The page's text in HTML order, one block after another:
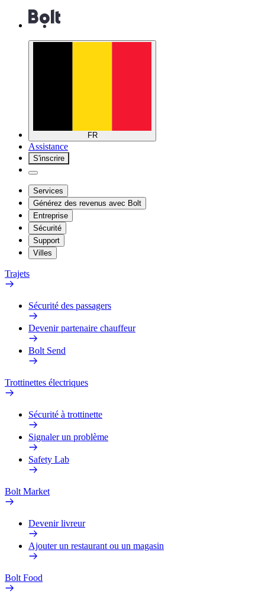
FR
Assistance
S'inscrire
Services
Générez des revenus avec Bolt
Entreprise
Sécurité
Support
Villes
Trajets
Sécurité des passagers
Devenir partenaire chauffeur
Bolt Send
Trottinettes électriques
Sécurité à trottinette
Signaler un problème
Safety Lab
Bolt Market
Devenir livreur
Ajouter un restaurant ou un magasin
Bolt Food